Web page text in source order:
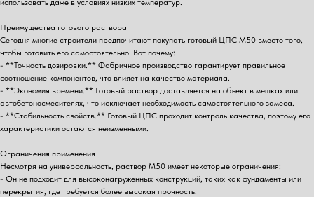
Преимущества готового раствора
Сегодня многие строители предпочитают покупать готовый ЦПС М50 вместо того,
чтобы готовить его самостоятельно. Вот почему:
- **Точность дозировки.** Фабричное производство гарантирует правильное
соотношение компонентов, что влияет на качество материала.
- **Экономия времени.** Готовый раствор доставляется на объект в мешках или
автобетоносмесителях, что исключает необходимость самостоятельного замеса.
- **Стабильность свойств.** Готовый ЦПС проходит контроль качества, поэтому его
характеристики остаются неизменными.
Ограничения применения
Несмотря на универсальность, раствор М50 имеет некоторые ограничения:
- Он не подходит для высоконагруженных конструкций, таких как фундаменты или
перекрытия, где требуется более высокая прочность.